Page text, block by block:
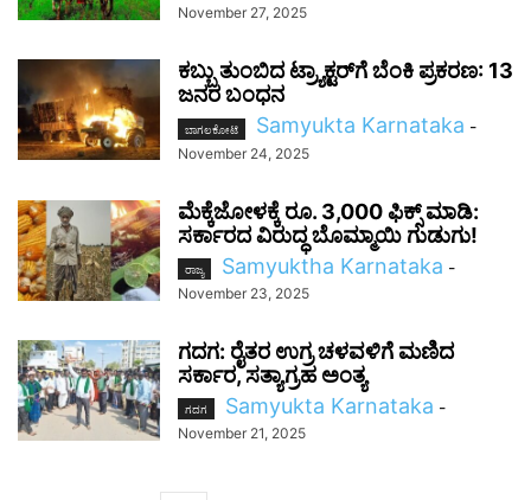
November 27, 2025
ಕಬ್ಬು ತುಂಬಿದ ಟ್ರ್ಯಾಕ್ಟರ್‌ಗೆ ಬೆಂಕಿ ಪ್ರಕರಣ: 13
ಜನರ ಬಂಧನ
ಬಾಗಲಕೋಟೆ Samyukta Karnataka -
November 24, 2025
ಮೆಕ್ಕೆಜೋಳಕ್ಕೆ ರೂ. 3,000 ಫಿಕ್ಸ್ ಮಾಡಿ:
ಸರ್ಕಾರದ ವಿರುದ್ಧ ಬೊಮ್ಮಾಯಿ ಗುಡುಗು!
ರಾಜ್ಯ Samyuktha Karnataka -
November 23, 2025
ಗದಗ: ರೈತರ ಉಗ್ರ ಚಳವಳಿಗೆ ಮಣಿದ
ಸರ್ಕಾರ, ಸತ್ಯಾಗ್ರಹ ಅಂತ್ಯ
ಗದಗ Samyukta Karnataka -
November 21, 2025